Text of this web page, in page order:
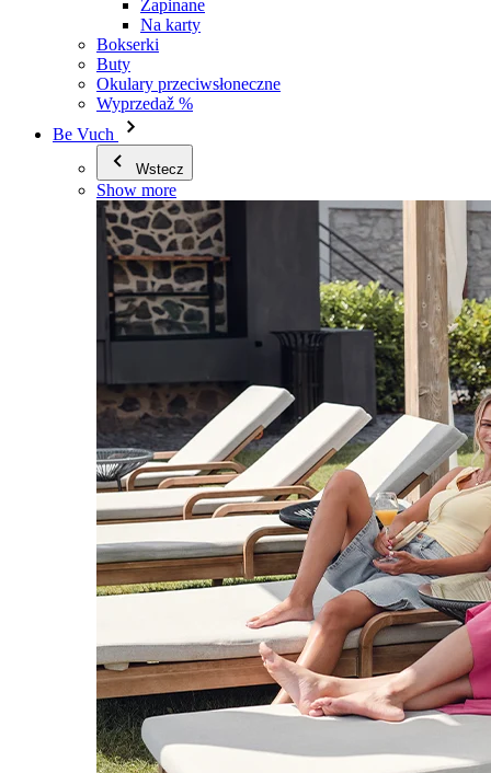
Zapinane
Na karty
Bokserki
Buty
Okulary przeciwsłoneczne
Wyprzedaž %
Be Vuch
Wstecz
Show more